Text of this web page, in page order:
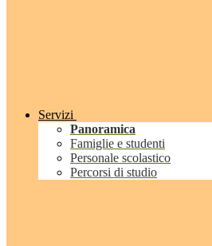
Servizi
Panoramica
Famiglie e studenti
Personale scolastico
Percorsi di studio